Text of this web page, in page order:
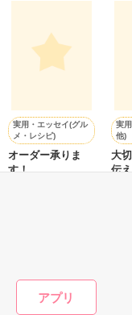
アプリ
に、1人で奔走する毎
忘れようとしても決
な愛おしい人との偶
九条グループ御曹司
実用・エッセイ(グル
メ・レシピ)
オーダー承りま
す！
実
他)
大
伝